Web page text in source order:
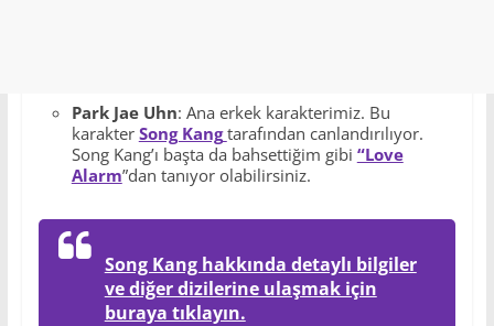
Park Jae Uhn: Ana erkek karakterimiz. Bu
karakter Song Kang tarafından canlandırılıyor.
Song Kang’ı başta da bahsettiğim gibi “Love
Alarm”dan tanıyor olabilirsiniz.
Song Kang hakkında detaylı bilgiler
ve diğer dizilerine ulaşmak için
buraya tıklayın.